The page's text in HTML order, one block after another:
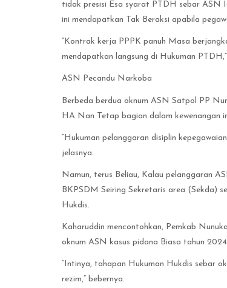
tidak presisi Esa syarat PTDH sebar ASN
ini mendapatkan Tak Beraksi apabila
“Kontrak kerja PPPK panuh Masa
mendapatkan langsung di Hukuman
ASN Pecandu Narkoba
Berbeda berdua oknum ASN Satpol PP
HA Nan Tetap bagian dalam kewenangan
“Hukuman pelanggaran disiplin
jelasnya.
Namun, terus Beliau, Kalau pelanggaran
BKPSDM Seiring Sekretaris area (Sekda)
Hukdis.
Kaharuddin mencontohkan, Pemkab
oknum ASN kasus pidana Biasa tahun
“Intinya, tahapan Hukuman Hukdis sebar
rezim,” bebernya.